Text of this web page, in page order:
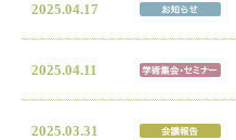
2025.04.17
2025.04.11
2025.03.31